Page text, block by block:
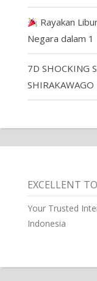
Rayakan
Negara dalam 1
7D SHOCKING
SHIRAKAWAGO
EXCELLENT
Your Trusted
Indonesia